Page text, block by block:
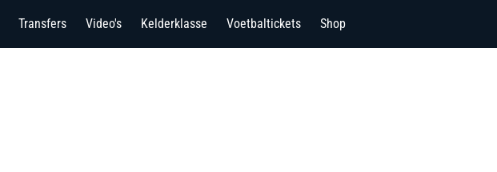
Transfers Video's Kelderklasse Voetbaltickets Shop